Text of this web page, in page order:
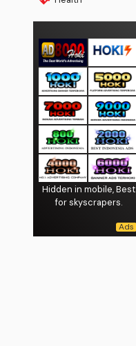
Hidden in mobile, Best
for skyscrapers.